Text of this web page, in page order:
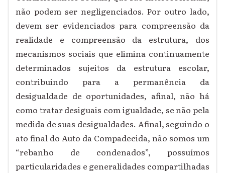
não podem ser negligenciados. Por outro lado,
devem ser evidenciados para compreensão da
realidade e compreensão da estrutura, dos
mecanismos sociais que elimina continuamente
determinados sujeitos da estrutura escolar,
contribuindo para a permanência da
desigualdade de oportunidades, afinal, não há
como tratar desiguais com igualdade, se não pela
medida de suas desigualdades. Afinal, seguindo o
ato final do Auto da Compadecida, não somos um
“rebanho de condenados”, possuímos
particularidades e generalidades compartilhadas